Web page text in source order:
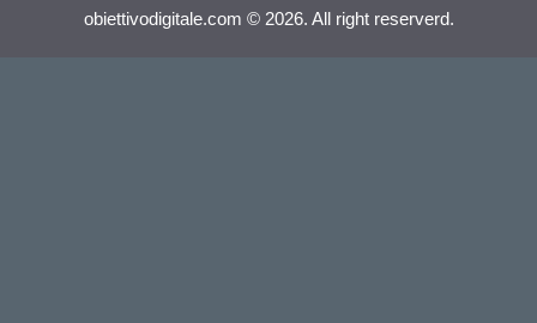
obiettivodigitale.com © 2026. All right reserverd.